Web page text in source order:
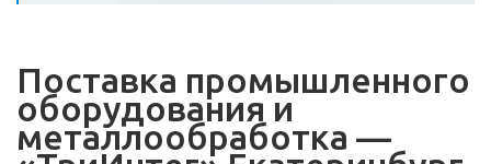
Поставка промышленного
оборудования и
металлообработка —